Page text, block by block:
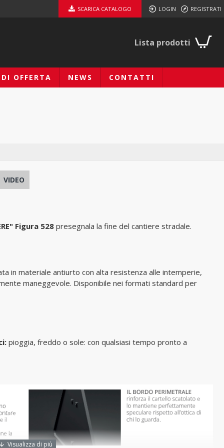
SCARICA CATALOGO LOGIN REGISTRATI
Lista prodotti
OFFERTA NEWS CONTATTI
VIDEO
Figura 528presegnala la fine del cantiere stradale.
in materiale antiurto con alta resistenza alle intemperie,
maneggevole. Disponibile nei formati standard per
pioggia, freddo o sole: con qualsiasi tempo pronto a